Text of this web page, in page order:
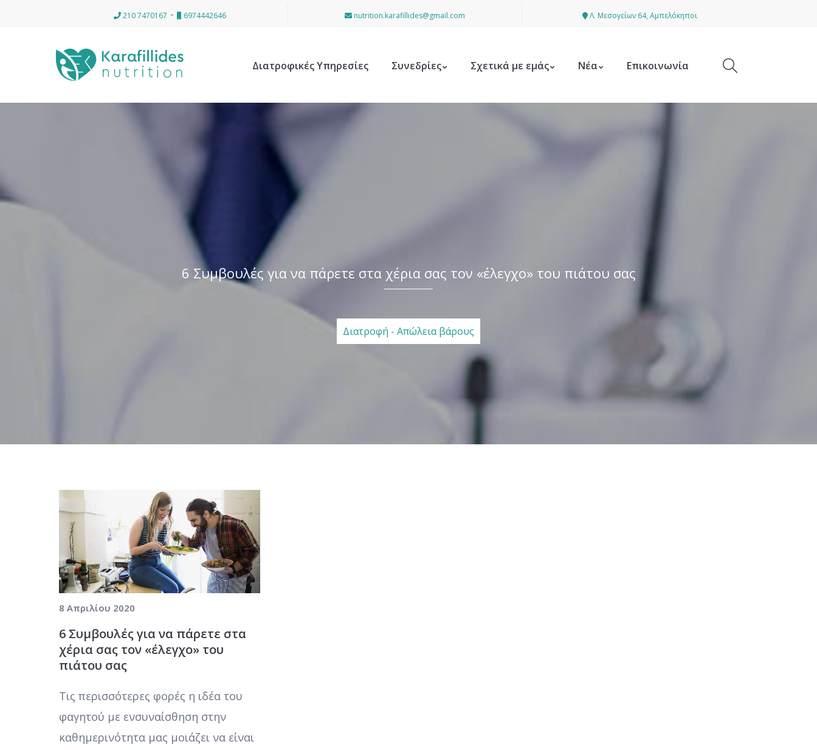
210 7470167 - 6974442646 nutrition.karafillides@gmail.com Λ. Μεσογείων 64, Αμπελόκηποι
Διατροφικές Υπηρεσίες Συνεδρίες Σχετικά με εμάς Νέα Επικοινωνία
6 Συμβουλές για να πάρετε στα χέρια σας τον «έλεγχο» του πιάτου σας
Διατροφή - Απώλεια βάρους
8 Απριλίου 2020
6 Συμβουλές για να πάρετε στα
χέρια σας τον «έλεγχο» του
πιάτου σας
Τις περισσότερες φορές η ιδέα του
φαγητού με ενσυναίσθηση στην
καθημερινότητα μας μοιάζει να είναι